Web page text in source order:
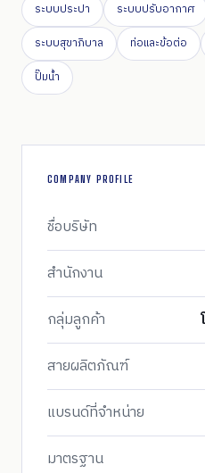
ระบบประปา ระบบปรับอากาศ
ระบบสุขาภิบาล
ท่อและข้อต่อ
ปั๊มน้ำ
COMPANY PROFILE
ชื่อบริษัท
สำนักงาน
กลุ่มลูกค้า
สายผลิตภัณฑ์
แบรนด์ที่จำหน่าย
มาตรฐาน